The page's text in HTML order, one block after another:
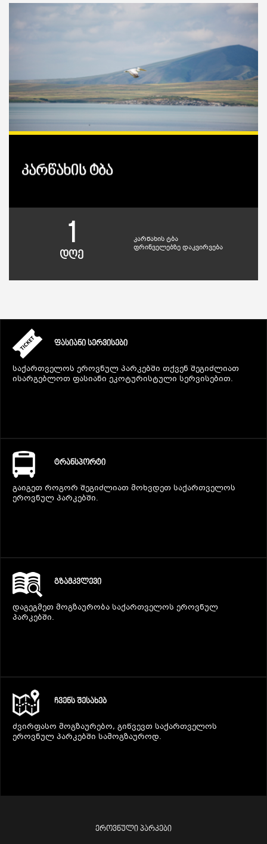
კარწახის ტბა
1
დღე
კარწახის ტბა
ფრინველებზე დაკვირვება
ᲤᲐᲡᲘᲐᲜᲘ ᲡᲔᲠᲕᲘᲡᲔᲑᲘ
საქართველოს ეროვნულ პარკებში თქვენ შეგიძლიათ
ისარგებლოთ ფასიანი ეკოტურისტული სერვისებით.
ᲢᲠᲐᲜᲡᲞᲝᲠᲢᲘ
გაიგეთ როგორ შეგიძლიათ მოხვდეთ საქართველოს
ეროვნულ პარკებში.
ᲒᲖᲐᲛᲙᲕᲚᲔᲕᲘ
დაგეგმეთ მოგზაურობა საქართველოს ეროვნულ
პარკებში.
ᲩᲕᲔᲜᲡ ᲨᲔᲡᲐᲮᲔᲑ
ძვირფასო მოგზაურებო, გიწვევთ საქართველოს
ეროვნულ პარკებში სამოგზაუროდ.
ᲔᲠᲝᲕᲜᲣᲚᲘ ᲞᲐᲠᲙᲔᲑᲘ